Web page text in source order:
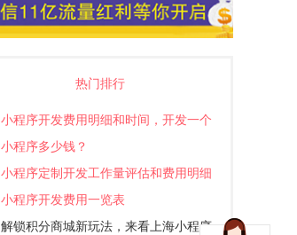
热门排行
小程序开发费用明细和时间，开发一个
小程序多少钱？
小程序定制开发工作量评估和费用明细
小程序开发费用一览表
解锁积分商城新玩法，来看上海小程序